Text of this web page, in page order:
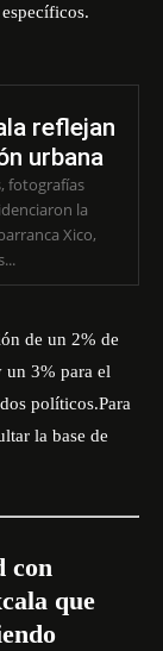
reflejan
urbana
fotografías
la
Xico,
de un 2% de
un 3% para el
políticos.Para
la base de
con
que